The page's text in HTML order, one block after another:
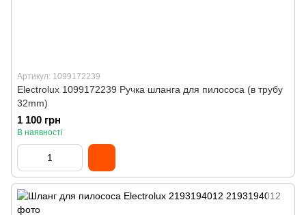
Артикул: 1099172239
Electrolux 1099172239 Ручка шланга для пилососа (в трубу
32mm)
1 100 грн
В наявності